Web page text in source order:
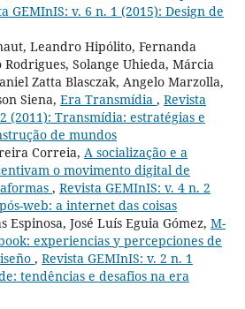
GEMInIS: v. 6 n. 1 (2015): Design de
Leandro Hipólito, Fernanda
Solange Uhieda, Márcia
Zatta Blasczak, Angelo Marzolla,
Siena, Era Transmídia , Revista
(2011): Transmídia: estratégias e
de mundos
Correia, A socialização e a
o movimento digital de
, Revista GEMInIS: v. 4 n. 2
web: a internet das coisas
Espinosa, José Luís Eguia Gómez, M-
experiencias y percepciones de
, Revista GEMInIS: v. 2 n. 1
tendências e desafios na era